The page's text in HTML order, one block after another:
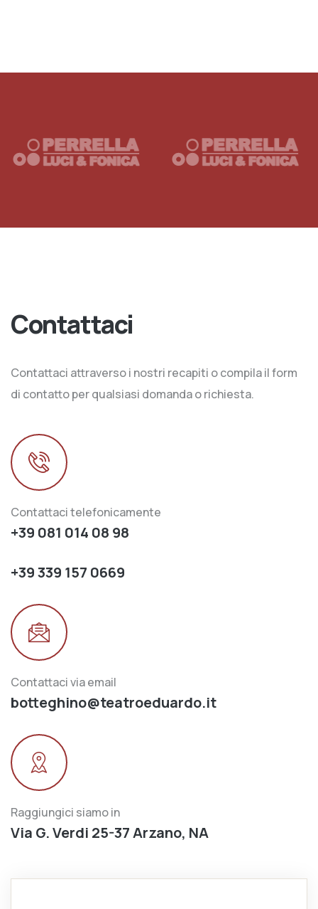
Contattaci
Contattaci attraverso i nostri recapiti o compila il form
di contatto per qualsiasi domanda o richiesta.
Contattaci telefonicamente
+39 081 014 08 98
+39 339 157 0669
Contattaci via email
botteghino@teatroeduardo.it
Raggiungici siamo in
Via G. Verdi 25-37 Arzano, NA